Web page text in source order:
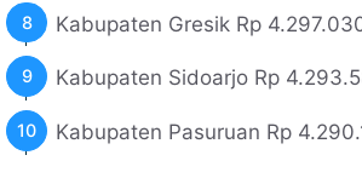
Kabupaten Gresik Rp
Kabupaten Sidoarjo Rp
Kabupaten Pasuruan Rp